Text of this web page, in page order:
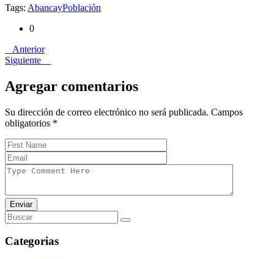
Tags: AbancayPoblación
0
Anterior
Siguiente
Agregar comentarios
Su dirección de correo electrónico no será publicada. Campos
obligatorios *
Enviar
Categorias